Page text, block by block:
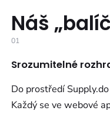
Náš
01
Srozumitelné
Do prostředí
Každý se ve webové